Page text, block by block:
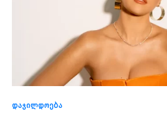
დაჯილდოება